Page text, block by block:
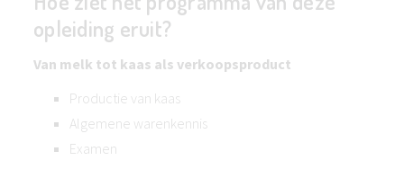
opleiding eruit?
Van melk tot kaas als verkoopsproduct
Productie van kaas
Algemene warenkennis
Examen